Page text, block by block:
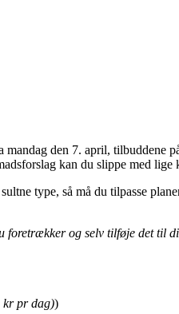
mandag den 7. april, tilbuddene
kan du slippe med
type, så må du tilpasse
foretrækker og selv tilføje det til
kr pr dag))